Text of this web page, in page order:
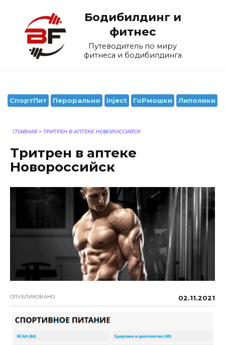
содержанию
Бодибилдинг и
фитнес
Путеводитель по миру
фитнеса и бодибилдинга
СпортПит Перорально Inject ГоРмошки Липолики
ГЛАВНАЯ > ТРИТРЕН В АПТЕКЕ НОВОРОССИЙСК
Тритрен в аптеке
Новороссийск
ОПУБЛИКОВАНО 02.11.2021